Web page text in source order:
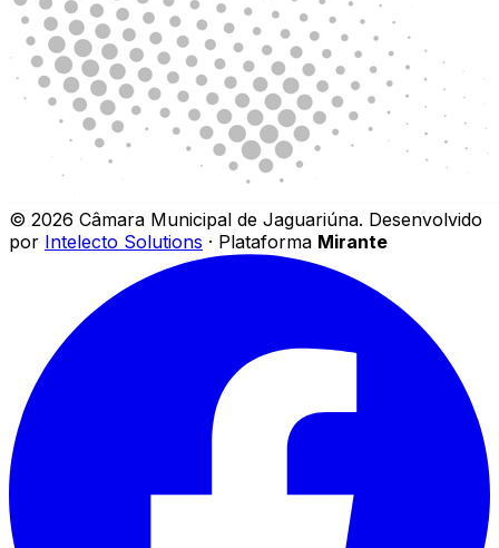
© 2026 Câmara Municipal de Jaguariúna. Desenvolvido
por Intelecto Solutions · Plataforma Mirante